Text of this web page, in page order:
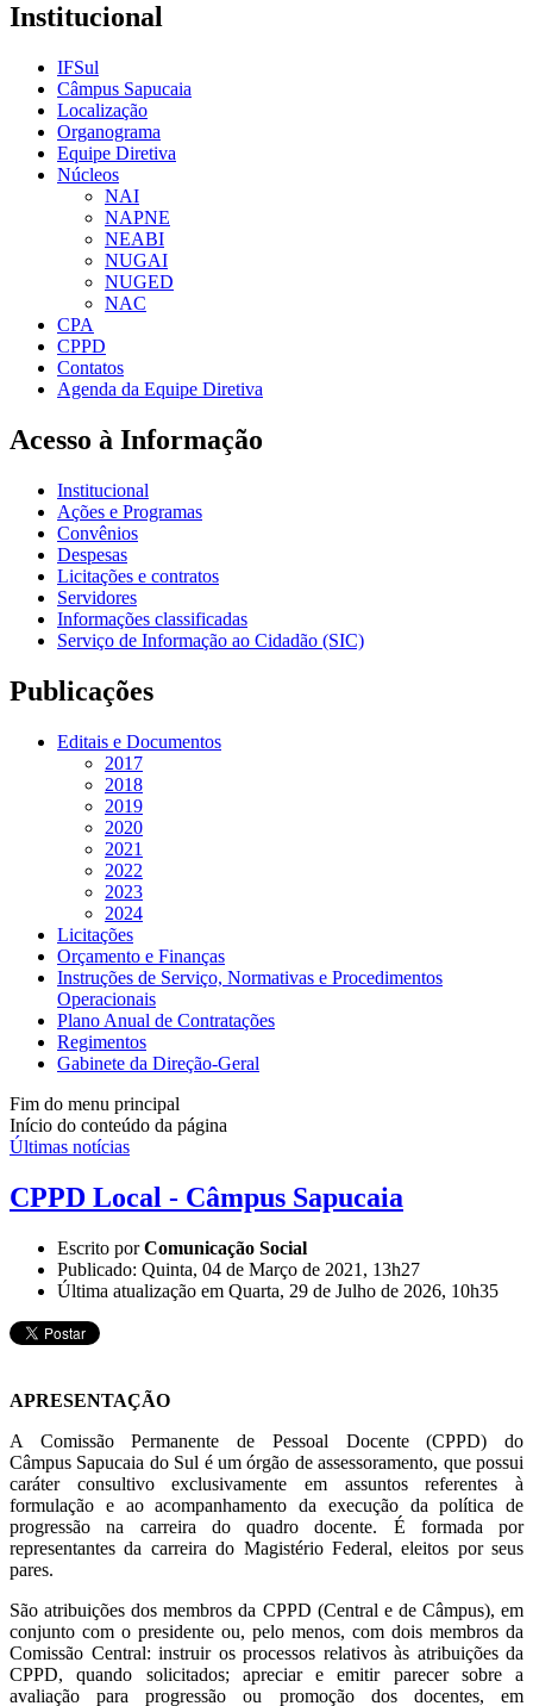
Institucional
IFSul
Câmpus Sapucaia
Localização
Organograma
Equipe Diretiva
Núcleos
NAI
NAPNE
NEABI
NUGAI
NUGED
NAC
CPA
CPPD
Contatos
Agenda da Equipe Diretiva
Acesso à Informação
Institucional
Ações e Programas
Convênios
Despesas
Licitações e contratos
Servidores
Informações classificadas
Serviço de Informação ao Cidadão (SIC)
Publicações
Editais e Documentos
2017
2018
2019
2020
2021
2022
2023
2024
Licitações
Orçamento e Finanças
Instruções de Serviço, Normativas e Procedimentos
Operacionais
Plano Anual de Contratações
Regimentos
Gabinete da Direção-Geral
Fim do menu principal
Início do conteúdo da página
Últimas notícias
CPPD Local - Câmpus Sapucaia
Escrito porComunicação Social
Publicado: Quinta, 04 de Março de 2021, 13h27
Última atualização em Quarta, 29 de Julho de 2026, 10h35
APRESENTAÇÃO
A Comissão Permanente de Pessoal Docente (CPPD) do
Câmpus Sapucaia do Sul é um órgão de assessoramento, que possui
caráter consultivo exclusivamente em assuntos referentes à
formulação e ao acompanhamento da execução da política de
progressão na carreira do quadro docente. É formada por
representantes da carreira do Magistério Federal, eleitos por seus
pares.
São atribuições dos membros da CPPD (Central e de Câmpus), em
conjunto com o presidente ou, pelo menos, com dois membros da
Comissão Central: instruir os processos relativos às atribuições da
CPPD, quando solicitados; apreciar e emitir parecer sobre a
avaliação para progressão ou promoção dos docentes, em